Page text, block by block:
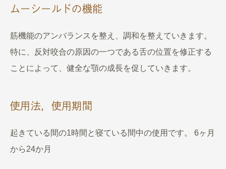
ムーシールドの機能
筋機能のアンバランスを整え、調和を整えていきます。
特に、反対咬合の原因の一つである舌の位置を修正する
ことによって、健全な顎の成長を促していきます。
使用法，使用期間
起きている間の1時間と寝ている間中の使用です。 6ヶ月
から24か月